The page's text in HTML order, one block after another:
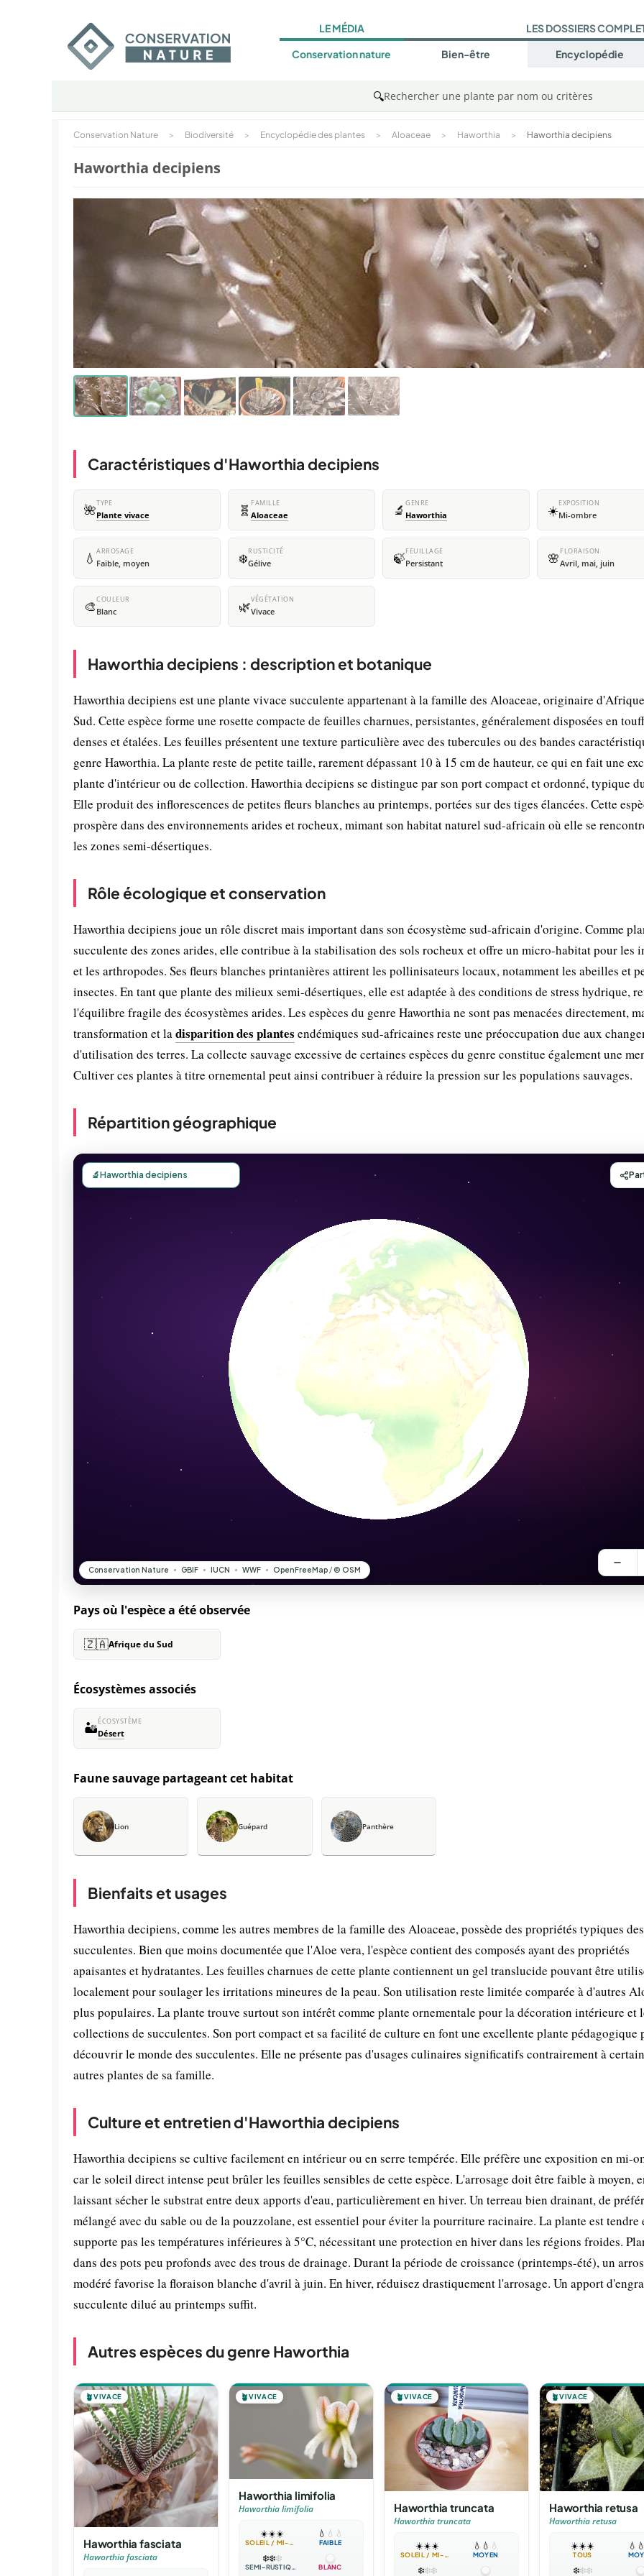
LE MÉDIA
Conservation nature
LES DOSSIERS
Bien-être Encyclopédie
🔍Rechercher une plante par nom ou critères
Conservation Nature > Biodiversité > Encyclopédie des plantes > Aloaceae > Haworthia > Haworthia decipiens
Haworthia decipiens
Caractéristiques d'Haworthia decipiens
🌺TYPE
Plante vivace 🧬 FAMILLE
Aloaceae 🔬 GENRE
Haworthia ☀️EXPOSITION
Mi-ombre
💧 ARROSAGE
Faible, moyen ❄️RUSTICITÉ
Gélive 🍃FEUILLAGE
Persistant 🌸 FLORAISON
Avril, mai, juin
🎨COULEUR
Blanc 🌿VÉGÉTATION
Vivace
Haworthia decipiens : description et botanique
Haworthia decipiens est une plante vivace succulente appartenant à la famille des Aloaceae, originaire
Sud. Cette espèce forme une rosette compacte de feuilles charnues, persistantes, généralement disposées en
denses et étalées. Les feuilles présentent une texture particulière avec des tubercules ou des bandes
genre Haworthia. La plante reste de petite taille, rarement dépassant 10 à 15 cm de hauteur, ce qui en fait une
plante d'intérieur ou de collection. Haworthia decipiens se distingue par son port compact et ordonné, typique
Elle produit des inflorescences de petites fleurs blanches au printemps, portées sur des tiges élancées. Cette
prospère dans des environnements arides et rocheux, mimant son habitat naturel sud-africain où elle se
les zones semi-désertiques.
Rôle écologique et conservation
Haworthia decipiens joue un rôle discret mais important dans son écosystème sud-africain d'origine. Comme
succulente des zones arides, elle contribue à la stabilisation des sols rocheux et offre un micro-habitat pour les
et les arthropodes. Ses fleurs blanches printanières attirent les pollinisateurs locaux, notamment les abeilles et
insectes. En tant que plante des milieux semi-désertiques, elle est adaptée à des conditions de stress hydrique,
l'équilibre fragile des écosystèmes arides. Les espèces du genre Haworthia ne sont pas menacées directement,
transformation et ladisparition des plantes endémiques sud-africaines reste une préoccupation due aux
d'utilisation des terres. La collecte sauvage excessive de certaines espèces du genre constitue également une
Cultiver ces plantes à titre ornemental peut ainsi contribuer à réduire la pression sur les populations sauvages.
Répartition géographique
Pays où l'espèce a été observée
🇿🇦Afrique du Sud
Écosystèmes associés
🏜️ÉCOSYSTÈME
Désert
Faune sauvage partageant cet habitat
Lion Guépard Panthère
Bienfaits et usages
Haworthia decipiens, comme les autres membres de la famille des Aloaceae, possède des propriétés typiques
succulentes. Bien que moins documentée que l'Aloe vera, l'espèce contient des composés ayant des propriétés
apaisantes et hydratantes. Les feuilles charnues de cette plante contiennent un gel translucide pouvant être
localement pour soulager les irritations mineures de la peau. Son utilisation reste limitée comparée à d'autres
plus populaires. La plante trouve surtout son intérêt comme plante ornementale pour la décoration intérieure et
collections de succulentes. Son port compact et sa facilité de culture en font une excellente plante pédagogique
découvrir le monde des succulentes. Elle ne présente pas d'usages culinaires significatifs contrairement à
autres plantes de sa famille.
Culture et entretien d'Haworthia decipiens
Haworthia decipiens se cultive facilement en intérieur ou en serre tempérée. Elle préfère une exposition en mi-
car le soleil direct intense peut brûler les feuilles sensibles de cette espèce. L'arrosage doit être faible à moyen,
laissant sécher le substrat entre deux apports d'eau, particulièrement en hiver. Un terreau bien drainant, de
mélangé avec du sable ou de la pouzzolane, est essentiel pour éviter la pourriture racinaire. La plante est tendre
supporte pas les températures inférieures à 5°C, nécessitant une protection en hiver dans les régions froides.
dans des pots peu profonds avec des trous de drainage. Durant la période de croissance (printemps-été), un
modéré favorise la floraison blanche d'avril à juin. En hiver, réduisez drastiquement l'arrosage. Un apport
succulente dilué au printemps suffit.
Autres espèces du genre Haworthia
🪴VIVACE
Haworthia fasciata
Haworthia fasciata
🪴VIVACE
Haworthia limifolia
Haworthia limifolia
☀️☀️☀️
SOLEIL / MI-OMBRE
💧 💧 💧
FAIBLE
❄️❄️❄️
SEMI-RUSTIQUE BLANC
🪴VIVACE
Haworthia truncata
Haworthia truncata
☀️☀️☀️
SOLEIL / MI-OMBRE
💧 💧 💧
MOYEN
❄️❄️❄️
🪴VIVACE
Haworthia retusa
Haworthia retusa
☀️☀️☀️
TOUS
💧 💧
❄️❄️❄️